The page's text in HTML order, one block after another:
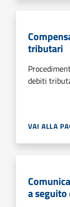
tributari
debiti
VAI ALLA
a